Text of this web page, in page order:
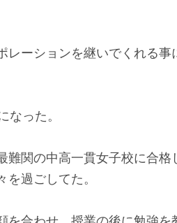
ーションを継いでくれる事
なった。
難関の中高一貫女子校に合格
過ごしてた。